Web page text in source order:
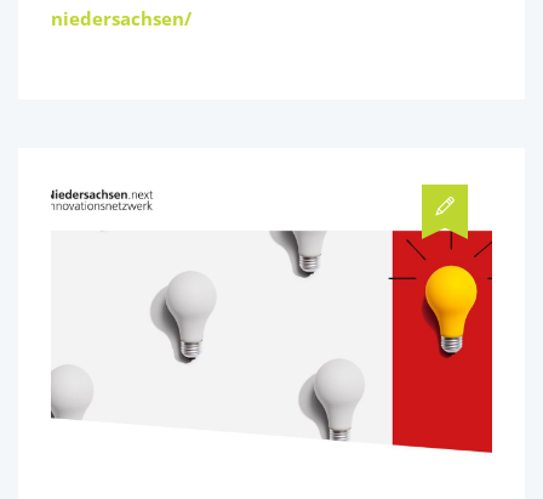
niedersachsen/